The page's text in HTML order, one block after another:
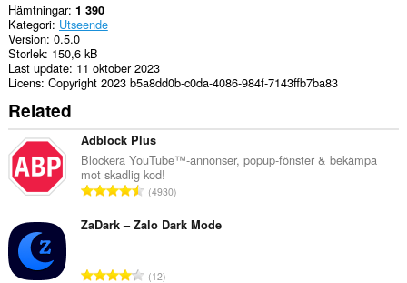
Hämtningar 1 390
Kategori Utseende
Version 0.5.0
Storlek 150,6 kB
Last update 11 oktober 2023
Licens Copyright 2023 b5a8dd0b-c0da-4086-984f-7143ffb7ba83
Related
Adblock Plus
Blockera YouTube™-annonser, popup-fönster & bekämpa
mot skadlig kod!
T
t
4930
ZaDark – Zalo Dark Mode
T12